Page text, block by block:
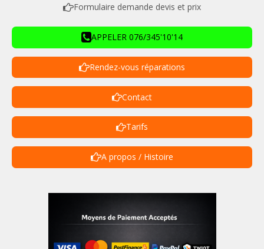
Formulaire demande devis et prix
APPELER 076/345'10'14
Rendez-vous réparations
Contact
Tarifs
A propos / Histoire